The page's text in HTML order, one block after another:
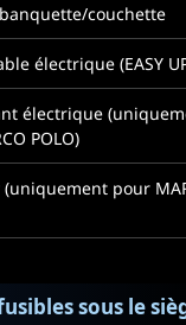
couchette
électrique (EASY
électrique
POLO)
pour
sous le